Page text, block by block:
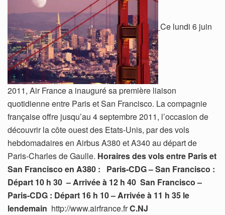
Ce lundi 6 juin
2011, Air France a inauguré sa première liaison
quotidienne entre Paris et San Francisco. La compagnie
française offre jusqu’au 4 septembre 2011, l’occasion de
découvrir la côte ouest des Etats-Unis, par des vols
hebdomadaires en Airbus A380 et A340 au départ de
Paris-Charles de Gaulle. Horaires des vols entre Paris et
San Francisco en A380 : Paris-CDG – San Francisco :
Départ 10 h 30 – Arrivée à 12 h 40 San Francisco –
Paris-CDG : Départ 16 h 10 – Arrivée à 11 h 35 le
lendemain http://www.airfrance.frC.NJ